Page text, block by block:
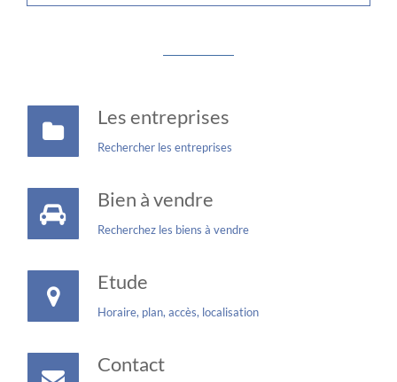
Les entreprises
Rechercher les entreprises
Bien à vendre
Recherchez les biens à vendre
Etude
Horaire, plan, accès, localisation
Contact